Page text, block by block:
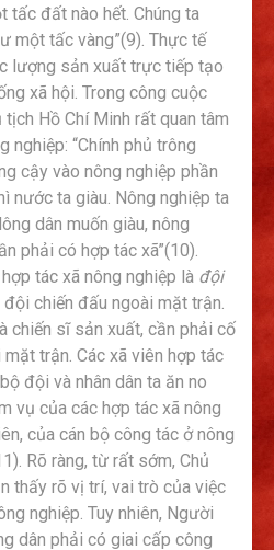
tấc đất nào hết. Chúng ta
một tấc vàng”(9). Thực tế
lượng sản xuất trực tiếp tạo
xã hội. Trong công cuộc
Hồ Chí Minh rất quan tâm
nghiệp: “Chính phủ trông
cậy vào nông nghiệp phần
nước ta giàu. Nông nghiệp ta
dân muốn giàu, nông
phải có hợp tác xã”(10).
tác xã nông nghiệp là đội
chiến đấu ngoài mặt trận.
chiến sĩ sản xuất, cần phải cố
trận. Các xã viên hợp tác
đội và nhân dân ta ăn no
vụ của các hợp tác xã nông
của cán bộ công tác ở nông
Rõ ràng, từ rất sớm, Chủ
thấy rõ vị trí, vai trò của việc
nghiệp. Tuy nhiên, Người
dân phải có giai cấp công